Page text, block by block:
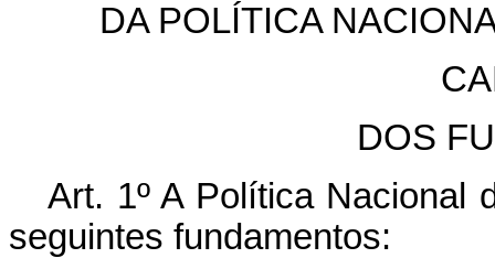
DA POLÍTICA
DOS
Art. 1º A Política Nacional
seguintes fundamentos: